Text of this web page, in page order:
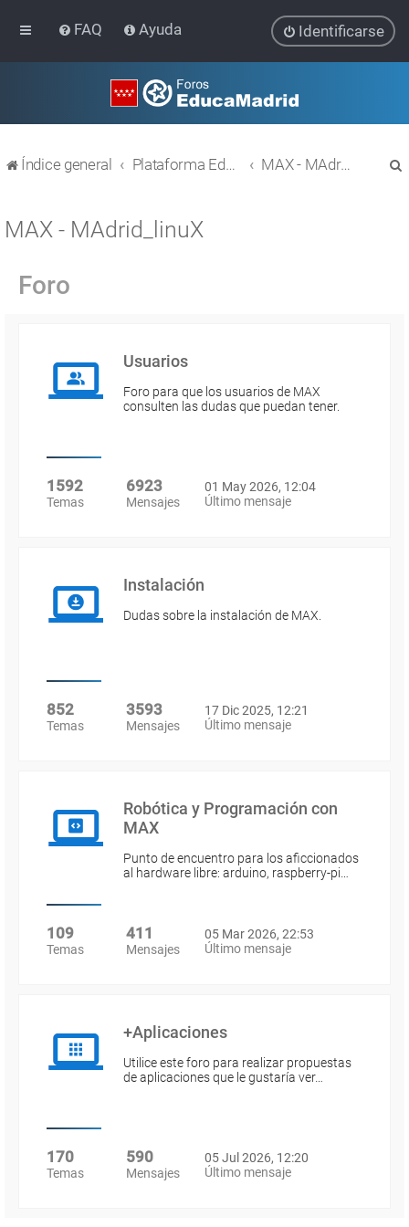
FAQ Ayuda Identificarse
Índice general Plataforma Educativa EducaMadrid MAX - MAdrid_linuX
MAX - MAdrid_linuX
Foro
Usuarios
Foro para que los usuarios de MAX
consulten las dudas que puedan tener.
1592
Temas
6923
Mensajes
01 May 2026, 12:04
Último mensaje
Instalación
Dudas sobre la instalación de MAX.
852
Temas
3593
Mensajes
17 Dic 2025, 12:21
Último mensaje
Robótica y Programación con
MAX
Punto de encuentro para los aficcionados
al hardware libre: arduino, raspberry-pi…
109
Temas
411
Mensajes
05 Mar 2026, 22:53
Último mensaje
+Aplicaciones
Utilice este foro para realizar propuestas
de aplicaciones que le gustaría ver…
170
Temas
590
Mensajes
05 Jul 2026, 12:20
Último mensaje